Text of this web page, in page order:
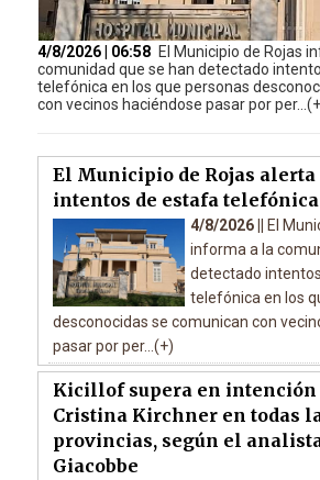
4/8/2026 | 06:58 El Municipio de Rojas
comunidad que se han detectado
telefónica en los que personas
con vecinos haciéndose pasar por
El Municipio de Rojas alerta
intentos de estafa telefónica
4/8/2026 ||
El
informa a la
detectado
telefónica en los
desconocidas se comunican con
pasar por per...(+)
Kicillof supera en intención
Cristina Kirchner en todas
provincias, según el
Giacobbe